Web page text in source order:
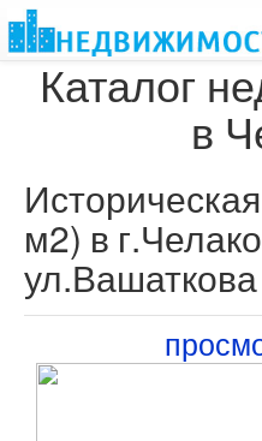
Каталог
в
м2) в